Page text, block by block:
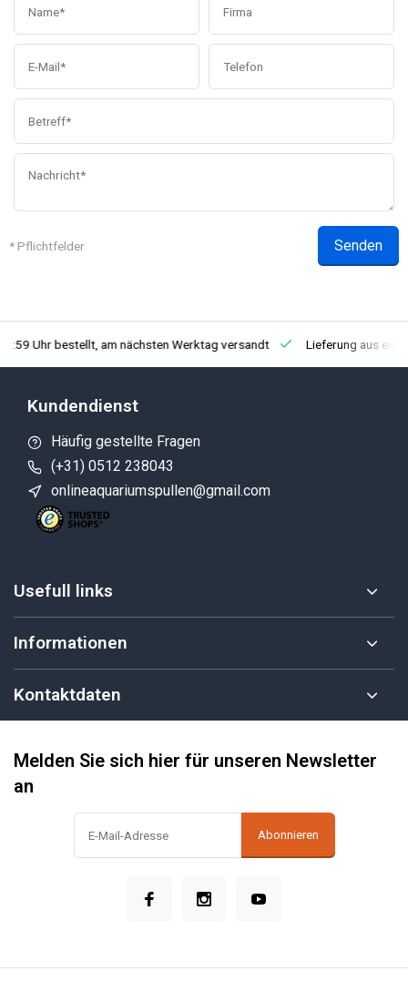
* Pflichtfelder Senden
Uhr bestellt, am nächsten Werktag versandt Lieferung aus
Kundendienst
Häufig gestellte Fragen
(+31) 0512 238043
onlineaquariumspullen@gmail.com
Usefull links
Informationen
Kontaktdaten
Melden Sie sich hier für unseren Newsletter
an
Abonnieren